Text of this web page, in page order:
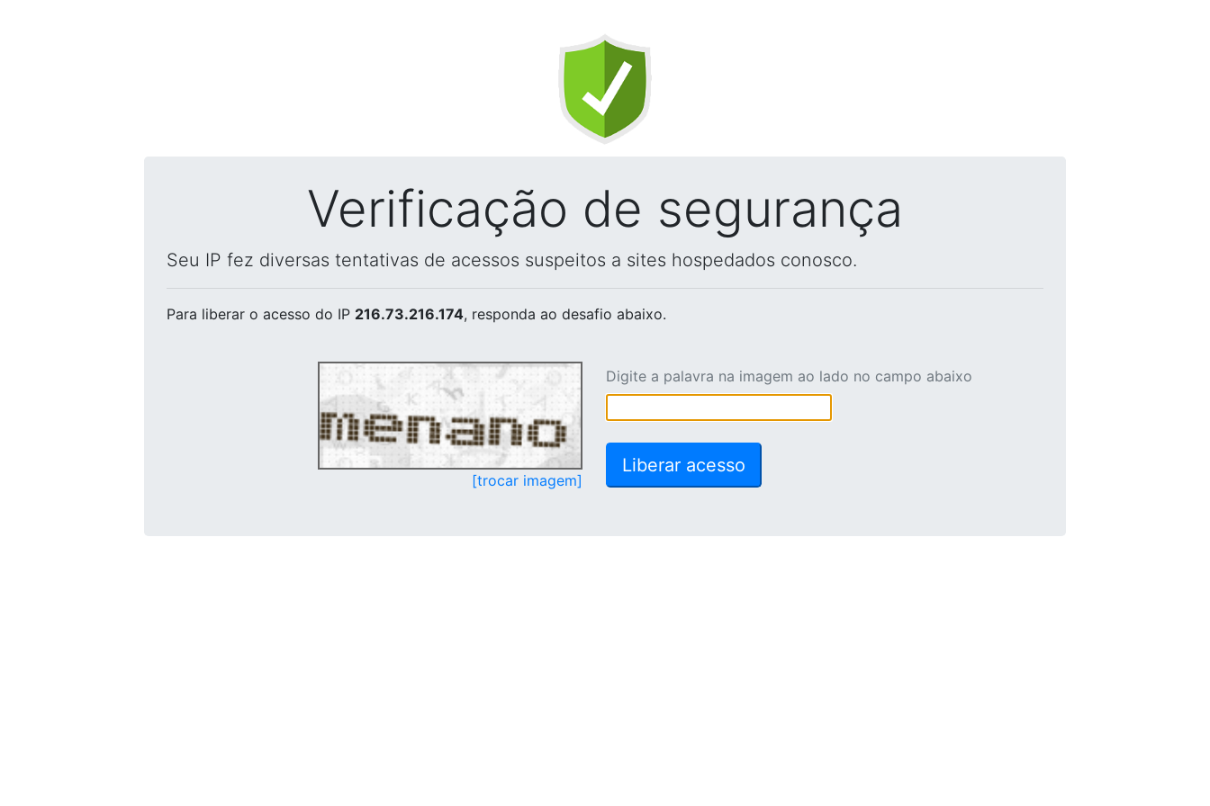
Verificação de segurança
Seu IP fez diversas tentativas de acessos suspeitos a sites hospedados conosco.
Para liberar o acesso do IP 216.73.216.174, responda ao desafio abaixo.
[trocar imagem]
Digite a palavra na imagem ao lado no campo abaixo